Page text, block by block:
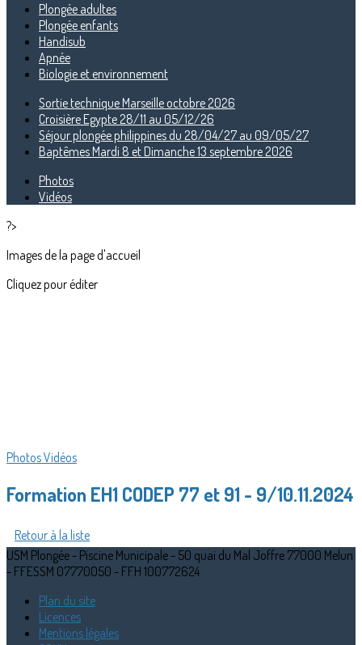
Plongée adultes
Plongée enfants
Handisub
Apnée
Biologie et environnement
Sortie technique Marseille octobre 2026
Croisière Egypte 28/11 au 05/12/26
Séjour plongée philippines du 28/04/27 au 09/05/27
Baptêmes Mardi 8 et Dimanche 13 septembre 2026
Photos
Vidéos
?>
Images de la page d'accueil
Cliquez pour éditer
PhotosVidéos
Formation EH1 CODEP 77 et 91 - 9/10.11.2024
Retour à la liste
USM Plongée - Piscine Municipale - 50 quai du Mal Joffre 77000 Melun
- FFESSM 07770050 - FFH 100772624
Plan du site
Licences
Mentions légales